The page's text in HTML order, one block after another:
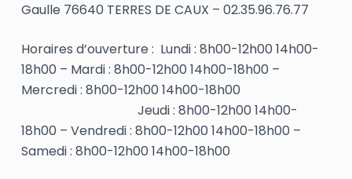
Gaulle 76640 TERRES DE CAUX – 02.35.96.76.77
Horaires d’ouverture : Lundi : 8h00-12h00 14h00-
18h00 – Mardi : 8h00-12h00 14h00-18h00 –
Mercredi : 8h00-12h00 14h00-18h00
Jeudi : 8h00-12h00 14h00-
18h00 – Vendredi : 8h00-12h00 14h00-18h00 –
Samedi : 8h00-12h00 14h00-18h00